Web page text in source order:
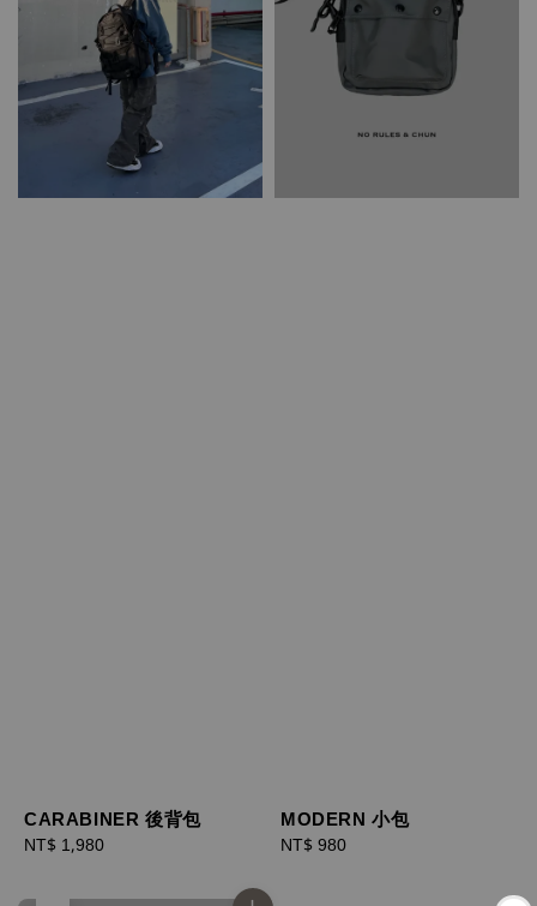
CARABINER 後背包
Regular
NT$ 1,980
MODERN 小包
Regular
NT$ 980